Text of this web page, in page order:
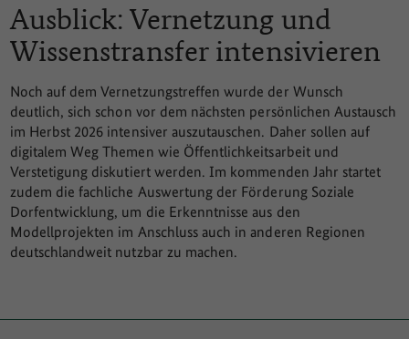
Ausblick: Vernetzung und
Wissenstransfer intensivieren
Noch auf dem Vernetzungstreffen wurde der Wunsch
deutlich, sich schon vor dem nächsten persönlichen Austausch
im Herbst 2026 intensiver auszutauschen. Daher sollen auf
digitalem Weg Themen wie Öffentlichkeitsarbeit und
Verstetigung diskutiert werden. Im kommenden Jahr startet
zudem die fachliche Auswertung der Förderung Soziale
Dorfentwicklung, um die Erkenntnisse aus den
Modellprojekten im Anschluss auch in anderen Regionen
deutschlandweit nutzbar zu machen.